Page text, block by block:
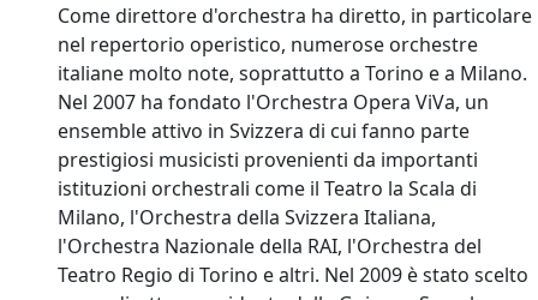
Come direttore d'orchestra ha diretto, in particolare
nel repertorio operistico, numerose orchestre
italiane molto note, soprattutto a Torino e a Milano.
Nel 2007 ha fondato l'Orchestra Opera ViVa, un
ensemble attivo in Svizzera di cui fanno parte
prestigiosi musicisti provenienti da importanti
istituzioni orchestrali come il Teatro la Scala di
Milano, l'Orchestra della Svizzera Italiana,
l'Orchestra Nazionale della RAI, l'Orchestra del
Teatro Regio di Torino e altri. Nel 2009 è stato scelto